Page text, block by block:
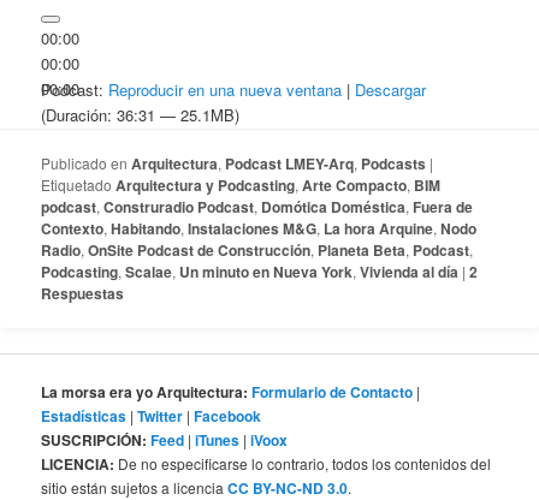
00:00
00:00
00:00
Podcast: Reproducir en una nueva ventana | Descargar
(Duración: 36:31 — 25.1MB)
Publicado en Arquitectura, Podcast LMEY-Arq, Podcasts |
Etiquetado Arquitectura y Podcasting,Arte Compacto, BIM
podcast,Construradio Podcast, Domótica Doméstica, Fuera de
Contexto,Habitando,Instalaciones M&G, La hora Arquine,Nodo
Radio,OnSite Podcast de Construcción, Planeta Beta, Podcast,
Podcasting,Scalae, Un minuto en Nueva York,Vivienda al día |2
Respuestas
La morsa era yo Arquitectura: Formulario de Contacto |
Estadísticas |Twitter |Facebook
SUSCRIPCIÓN: Feed |iTunes |iVoox
LICENCIA: De no especificarse lo contrario, todos los contenidos del
sitio están sujetos a licenciaCC BY-NC-ND 3.0.